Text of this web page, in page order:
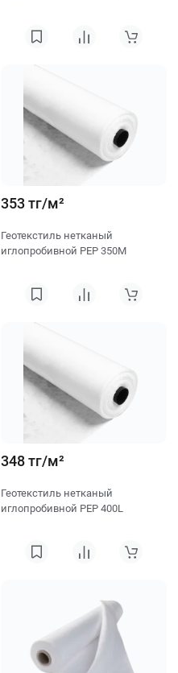
353 тг/м²
Геотекстиль нетканый
иглопробивной PEP 350M
348 тг/м²
Геотекстиль нетканый
иглопробивной PEP 400L